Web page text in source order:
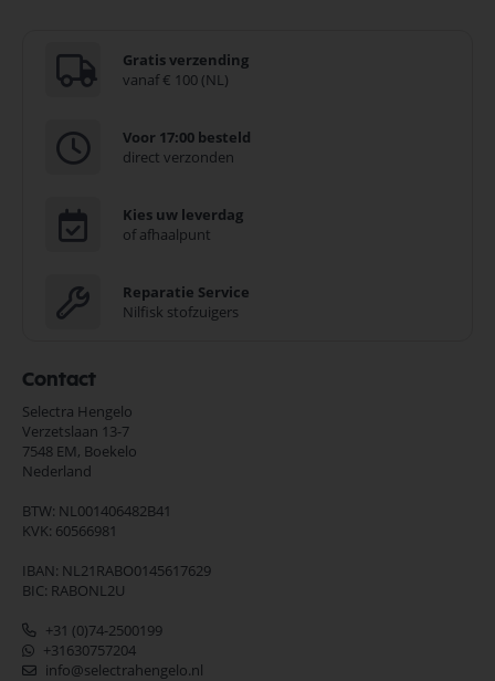
Gratis verzending
vanaf € 100 (NL)
Voor 17:00 besteld
direct verzonden
Kies uw leverdag
of afhaalpunt
Reparatie Service
Nilfisk stofzuigers
Contact
Selectra Hengelo
Verzetslaan 13-7
7548 EM, Boekelo
Nederland
BTW: NL001406482B41
KVK: 60566981
IBAN: NL21RABO0145617629
BIC: RABONL2U
+31 (0)74-2500199
+31630757204
info@selectrahengelo.nl